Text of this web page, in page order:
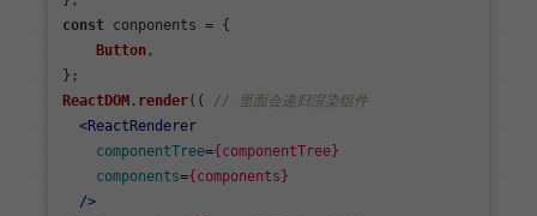
const conponents = {
Button ,
ReactDOM . render(( // 里面会递归渲染组件
<ReactRenderer
componentTree={componentTree}
components={components}
  />